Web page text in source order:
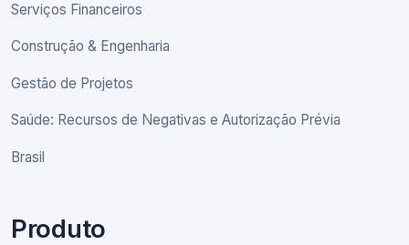
Serviços Financeiros
Construção & Engenharia
Gestão de Projetos
Saúde: Recursos de Negativas e Autorização Prévia
Brasil
Produto